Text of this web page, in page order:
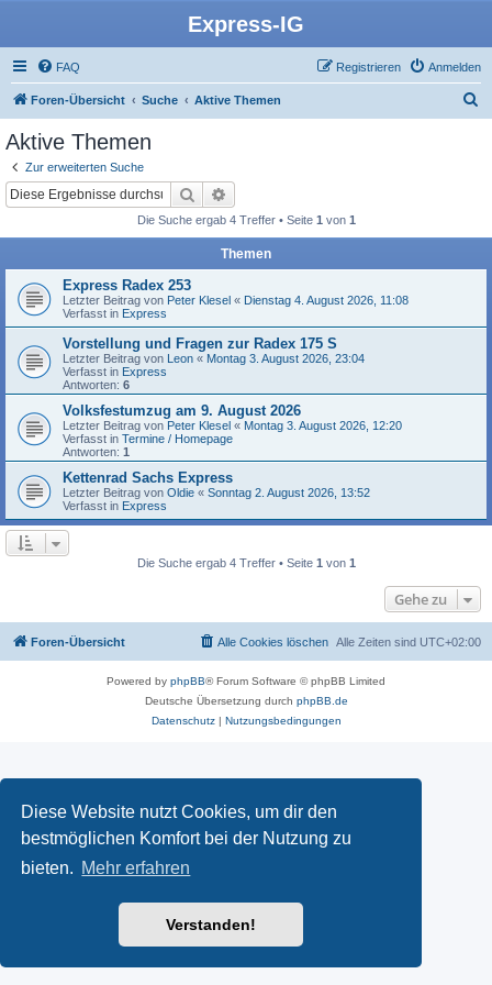
Diese Website nutzt Cookies, um dir den
bestmöglichen Komfort bei der Nutzung zu
bieten. Mehr erfahren
Verstanden!
Express-IG
FAQ Anmelden
Registrieren
Foren-Übersicht Suche Aktive Themen
Aktive Themen
Zur erweiterten Suche
Suche
Die Suche ergab 4 Treffer • Seite 1 von 1
Themen
Express Radex 253
Letzter Beitrag von Peter Klesel « Dienstag 4. August 2026, 11:08
Verfasst in Express
Vorstellung und Fragen zur Radex 175 S
Letzter Beitrag von Leon « Montag 3. August 2026, 23:04
Verfasst in Express
Antworten: 6
Volksfestumzug am 9. August 2026
Letzter Beitrag von Peter Klesel « Montag 3. August 2026, 12:20
Verfasst in Termine / Homepage
Antworten: 1
Kettenrad Sachs Express
Letzter Beitrag von Oldie « Sonntag 2. August 2026, 13:52
Verfasst in Express
Die Suche ergab 4 Treffer • Seite 1 von 1
Gehe zu
Foren-Übersicht Alle Zeiten sind UTC+02:00
Alle Cookies löschen
Powered by phpBB® Forum Software © phpBB Limited
Deutsche Übersetzung durch phpBB.de
Datenschutz| Nutzungsbedingungen